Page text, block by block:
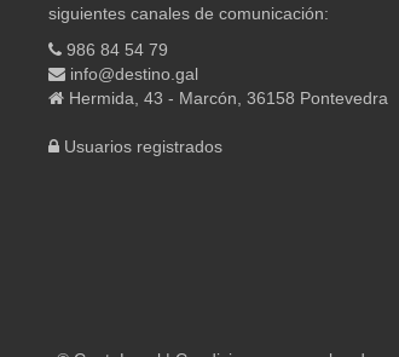
siguientes canales de comunicación:
986 84 54 79
info@destino.gal
Hermida, 43 - Marcón, 36158 Pontevedra
Usuarios registrados